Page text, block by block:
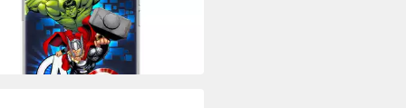
Werktagen bei dir